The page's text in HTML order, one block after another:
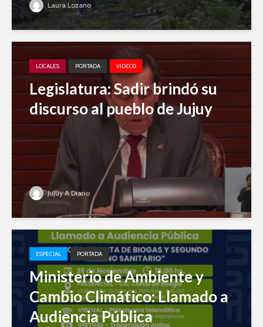
Laura Lozano
LOCALES PORTADA VIDEOS
Legislatura: Sadir brindó su
discurso al pueblo de Jujuy
Jujuy A Diario
ESPECIAL PORTADA
Ministerio de Ambiente y
Cambio Climático: Llamado a
Audiencia Pública